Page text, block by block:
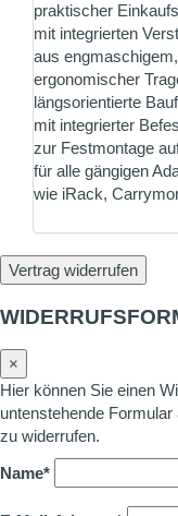
praktischer
mit integrierten
aus
ergonomischer
längsorientierte
mit integrierter
zur Festmontage
für alle gängigen
wie iRack,
Vertrag widerrufen
×
Hier können Sie einen
untenstehende
zu widerrufen.
Name*